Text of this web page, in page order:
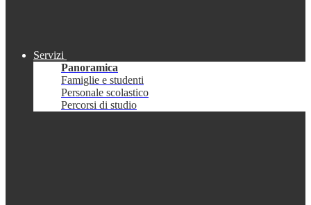
Servizi
Panoramica
Famiglie e studenti
Personale scolastico
Percorsi di studio